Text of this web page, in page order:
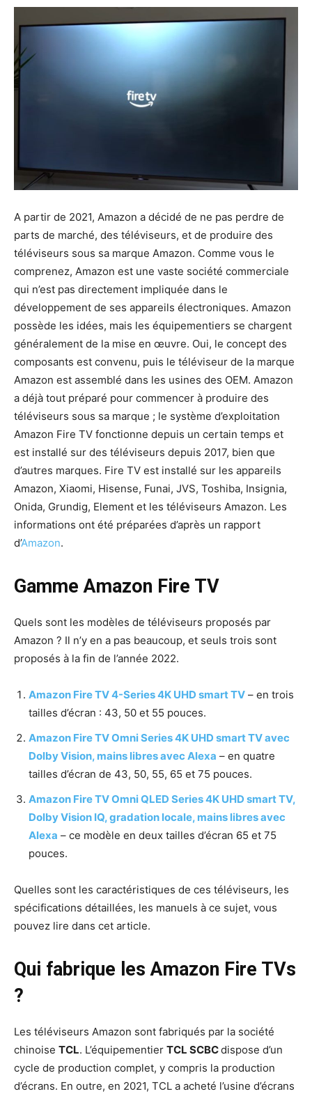
A partir de 2021, Amazon a décidé de ne pas perdre de
parts de marché, des téléviseurs, et de produire des
téléviseurs sous sa marque Amazon. Comme vous le
comprenez, Amazon est une vaste société commerciale
qui n’est pas directement impliquée dans le
développement de ses appareils électroniques. Amazon
possède les idées, mais les équipementiers se chargent
généralement de la mise en œuvre. Oui, le concept des
composants est convenu, puis le téléviseur de la marque
Amazon est assemblé dans les usines des OEM. Amazon
a déjà tout préparé pour commencer à produire des
téléviseurs sous sa marque ; le système d’exploitation
Amazon Fire TV fonctionne depuis un certain temps et
est installé sur des téléviseurs depuis 2017, bien que
d’autres marques. Fire TV est installé sur les appareils
Amazon, Xiaomi, Hisense, Funai, JVS, Toshiba, Insignia,
Onida, Grundig, Element et les téléviseurs Amazon. Les
informations ont été préparées d’après un rapport
d’Amazon.
Gamme Amazon Fire TV
Quels sont les modèles de téléviseurs proposés par
Amazon ? Il n’y en a pas beaucoup, et seuls trois sont
proposés à la fin de l’année 2022.
Amazon Fire TV 4-Series 4K UHD smart TV – en trois
tailles d’écran : 43, 50 et 55 pouces.
Amazon Fire TV Omni Series 4K UHD smart TV avec
Dolby Vision, mains libres avec Alexa – en quatre
tailles d’écran de 43, 50, 55, 65 et 75 pouces.
Amazon Fire TV Omni QLED Series 4K UHD smart TV,
Dolby Vision IQ, gradation locale, mains libres avec
Alexa – ce modèle en deux tailles d’écran 65 et 75
pouces.
Quelles sont les caractéristiques de ces téléviseurs, les
spécifications détaillées, les manuels à ce sujet, vous
pouvez lire dans cet article.
Qui fabrique les Amazon Fire TVs
?
Les téléviseurs Amazon sont fabriqués par la société
chinoise TCL. L’équipementier TCL SCBCdispose d’un
cycle de production complet, y compris la production
d’écrans. En outre, en 2021, TCL a acheté l’usine d’écrans